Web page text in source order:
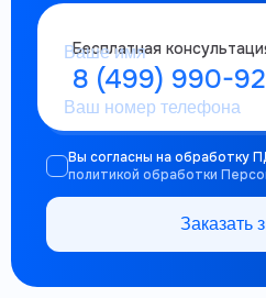
Бесплатная
8 (499) 990-
Вы согласны на обработку
политикой обработки
Заказать